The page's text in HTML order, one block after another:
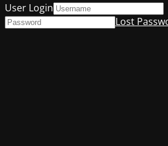
User Login
Lost